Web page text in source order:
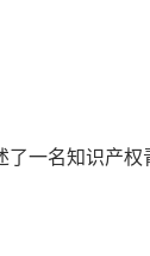
一名知识产权